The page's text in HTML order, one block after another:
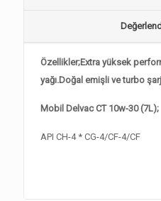
Özellikler;Extra yüksek
yağı.Doğal emişli ve turbo
Mobil Delvac CT 10w-30 (7L);
API CH-4 * CG-4/CF-4/CF